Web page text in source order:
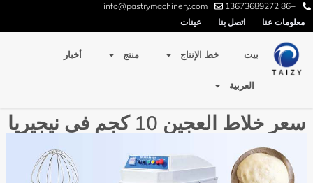
+86 13673689272
info@pastrymachinery.com
معلومات عنا
اتصل بنا عينات
بيت خط الإنتاج منتج أخبار
العربية
سعر خلاط العجين 10 كجم في نيجيريا